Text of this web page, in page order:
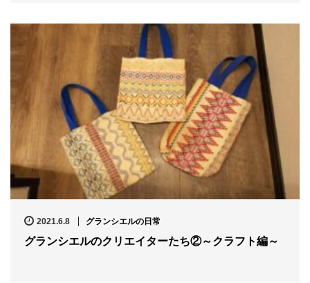
2021.6.8 グランシエルの日常
グランシエルのクリエイターたち②～クラフト編～